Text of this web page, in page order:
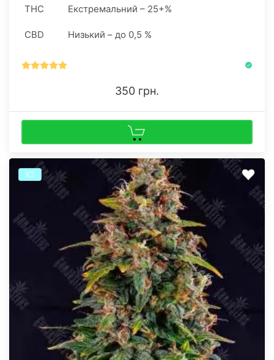
нагородить вас усією силою і глибиною
THC Екстремальний – 25+%
CBD Низький – до 0,5 %
350 грн.
Х2